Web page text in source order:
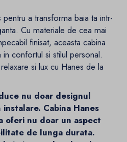
a transforma baia ta intr-
Cu materiale de cea mai
finisat, aceasta cabina
confortul si stilul personal.
si lux cu Hanes de la
nu doar designul
Cabina Hanes
oferi nu doar un aspect
de lunga durata.